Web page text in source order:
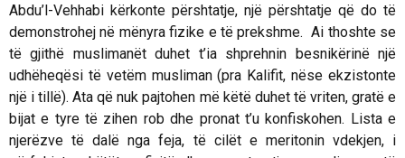
Abdu’l-Vehhabi kërkonte përshtatje, një përshtatje që do të
demonstrohej në mënyra fizike e të prekshme. Ai thoshte se
të gjithë muslimanët duhet t’ia shprehnin besnikërinë një
udhëheqësi të vetëm musliman (pra Kalifit, nëse ekzistonte
një i tillë). Ata që nuk pajtohen më këtë duhet të vriten, gratë e
bijat e tyre të zihen rob dhe pronat t’u konfiskohen. Lista e
njerëzve të dalë nga feja, të cilët e meritonin vdekjen, i